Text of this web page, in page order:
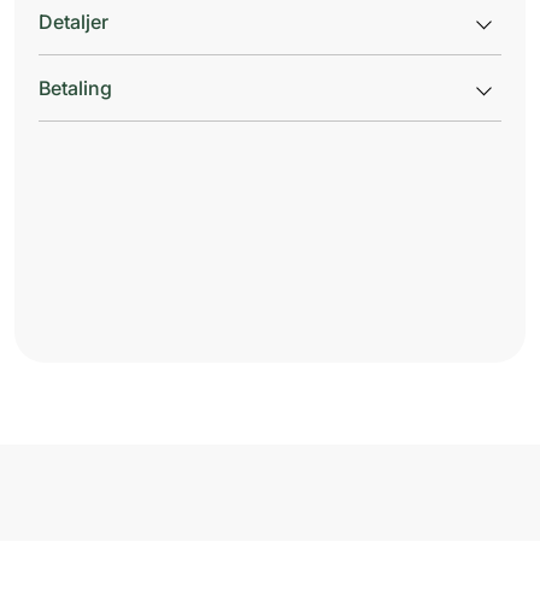
Detaljer
Betaling